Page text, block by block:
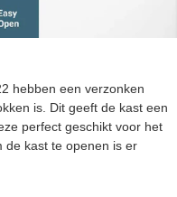
hebben een verzonken
is. Dit geeft de kast een
perfect geschikt voor het
de kast te openen is er